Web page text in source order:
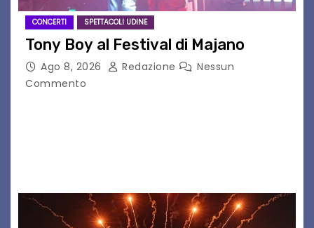
CONCERTI SPETTACOLI UDINE
Tony Boy al Festival di Majano
Ago 8, 2026 Redazione
Nessun
Commento